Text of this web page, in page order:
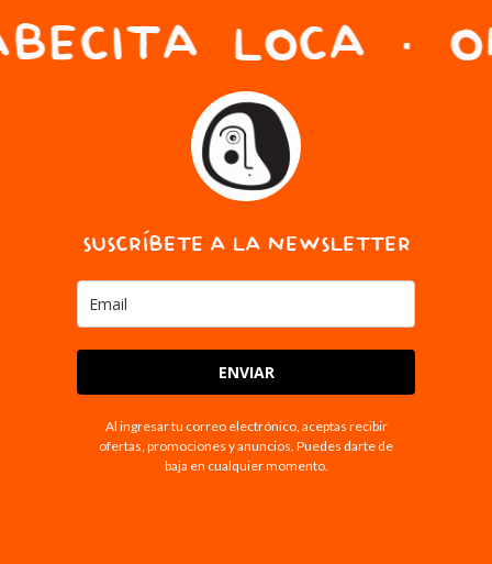
LOCA ·
SUSCRÍBETE A LA NEWSLETTER
ENVIAR
Al ingresar tu correo electrónico, aceptas recibir
ofertas, promociones y anuncios. Puedes darte de
baja en cualquier momento.